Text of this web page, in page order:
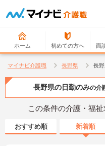
ホーム 初めての方へ 面
マイナビ介護職 長野県 長
長野県の日勤のみの介
この条件の介護・福
おすすめ順 新着順